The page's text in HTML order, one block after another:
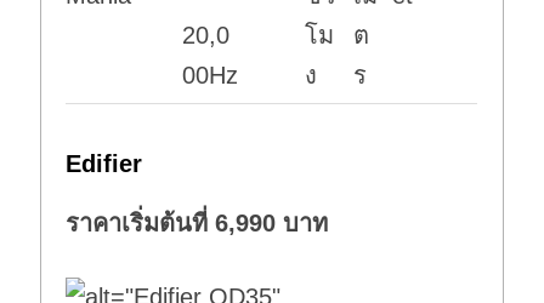
20,0
00Hz
โม
ง
ต
ร
Edifier
ราคาเริ่มต้นที่ 6,990 บาท